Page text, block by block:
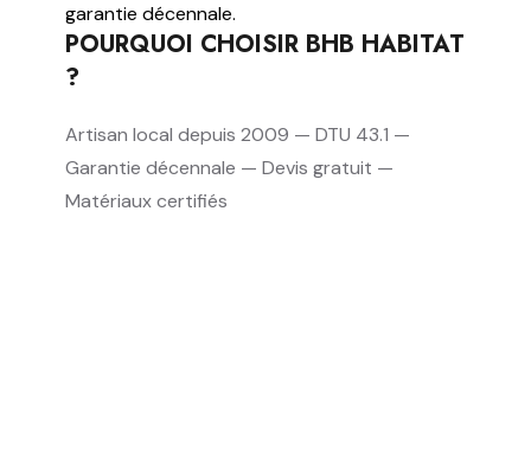
garantie décennale.
POURQUOI CHOISIR BHB HABITAT
?
Artisan local depuis 2009 — DTU 43.1 —
Garantie décennale — Devis gratuit —
Matériaux certifiés